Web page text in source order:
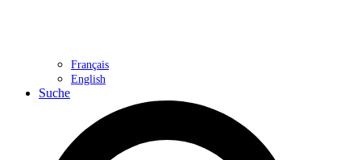
Français
English
Suche